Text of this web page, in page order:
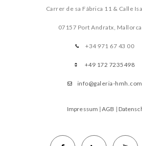
Carrer de sa Fábrica 11 & Calle
07157 Port Andratx, Mallorca
+34 971 67 43 00
+49 172 7235498
info@galeria-hmh.com
Impressum |AGB |